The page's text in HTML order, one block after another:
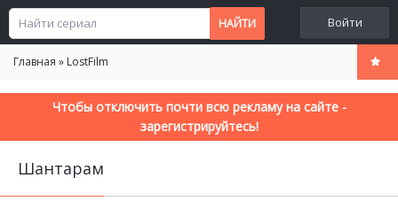
Войти
Главная » LostFilm
Чтобы отключить почти всю рекламу на сайте -
зарегистрируйтесь!
Шантарам